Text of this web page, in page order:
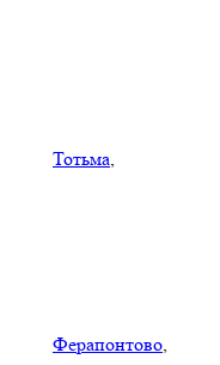
Тотьма,
Ферапонтово,